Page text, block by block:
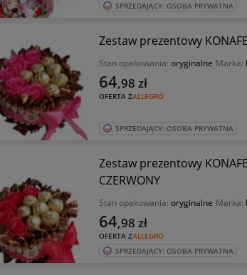
SPRZEDAJĄCY: OSOBA PRYWATNA
Zestaw prezentowy
Stan opakowania: oryginalne Marka:
OFERTA ZALLEGRO
64,98 zł
SPRZEDAJĄCY: OSOBA PRYWATNA
Zestaw prezentowy
CZERWONY
Stan opakowania: oryginalne Marka:
OFERTA ZALLEGRO
64,98 zł
SPRZEDAJĄCY: OSOBA PRYWATNA